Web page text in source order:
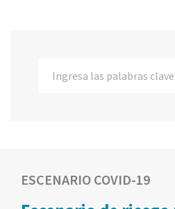
ESCENARIO COVID-19